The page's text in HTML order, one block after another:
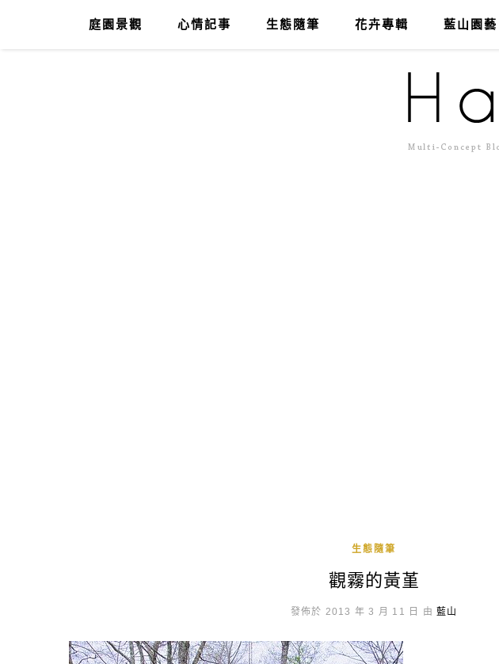
庭園景觀 心情記事 生態隨筆 花卉專輯 藍山園藝
生態隨筆
觀霧的黃堇
發佈於 2013 年 3 月 11 日 由 藍山